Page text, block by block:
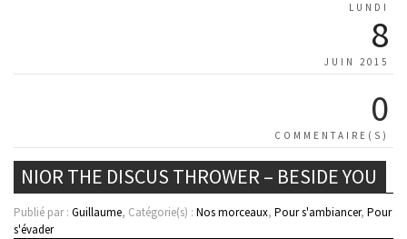
LUNDI
8
JUIN 2015
0
COMMENTAIRE(S)
NIOR THE DISCUS THROWER – BESIDE YOU
Publié par : Guillaume, Catégorie(s) : Nos morceaux, Pour s'ambiancer, Pour
s'évader